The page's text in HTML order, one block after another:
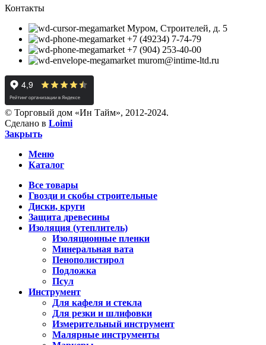
Контакты
Муром, Строителей, д. 5
+7 (49234) 7-74-79
+7 (904) 253-40-00
murom@intime-ltd.ru
© Торговый дом «Ин Тайм», 2012-2024.
Сделано в Loimi
Закрыть
Меню
Каталог
Все товары
Гвозди и скобы строительные
Диски, круги
Защита древесины
Изоляция (утеплитель)
Изоляционные пленки
Минеральная вата
Пенополистирол
Подложка
Псул
Инструмент
Для кафеля и стекла
Для резки и шлифовки
Измерительный инструмент
Малярные инструменты